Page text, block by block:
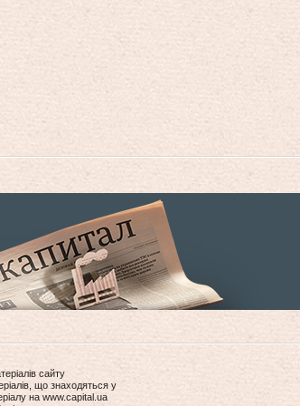
сайту
що знаходяться у
на www.capital.ua